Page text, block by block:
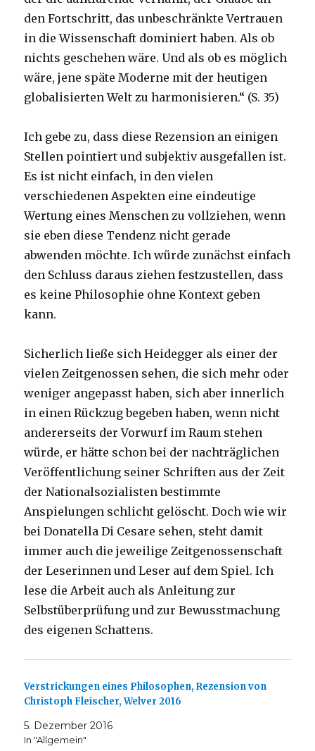
den Fortschritt, das unbeschränkte Vertrauen
in die Wissenschaft dominiert haben. Als ob
nichts geschehen wäre. Und als ob es möglich
wäre, jene späte Moderne mit der heutigen
globalisierten Welt zu harmonisieren.“ (S. 35)
Ich gebe zu, dass diese Rezension an einigen
Stellen pointiert und subjektiv ausgefallen ist.
Es ist nicht einfach, in den vielen
verschiedenen Aspekten eine eindeutige
Wertung eines Menschen zu vollziehen, wenn
sie eben diese Tendenz nicht gerade
abwenden möchte. Ich würde zunächst einfach
den Schluss daraus ziehen festzustellen, dass
es keine Philosophie ohne Kontext geben
kann.
Sicherlich ließe sich Heidegger als einer der
vielen Zeitgenossen sehen, die sich mehr oder
weniger angepasst haben, sich aber innerlich
in einen Rückzug begeben haben, wenn nicht
andererseits der Vorwurf im Raum stehen
würde, er hätte schon bei der nachträglichen
Veröffentlichung seiner Schriften aus der Zeit
der Nationalsozialisten bestimmte
Anspielungen schlicht gelöscht. Doch wie wir
bei Donatella Di Cesare sehen, steht damit
immer auch die jeweilige Zeitgenossenschaft
der Leserinnen und Leser auf dem Spiel. Ich
lese die Arbeit auch als Anleitung zur
Selbstüberprüfung und zur Bewusstmachung
des eigenen Schattens.
Verstrickungen eines Philosophen, Rezension von
Christoph Fleischer, Welver 2016
5. Dezember 2016
In "Allgemein"